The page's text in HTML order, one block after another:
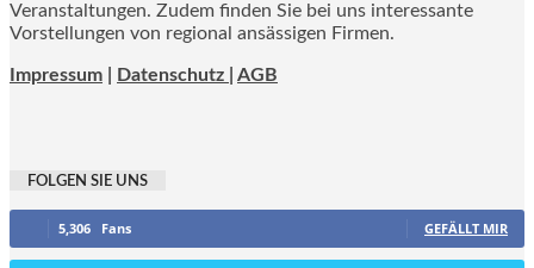
Veranstaltungen. Zudem finden Sie bei uns interessante
Vorstellungen von regional ansässigen Firmen.
Impressum Datenschutz | AGB
FOLGEN SIE UNS
5,306 Fans GEFÄLLT MIR